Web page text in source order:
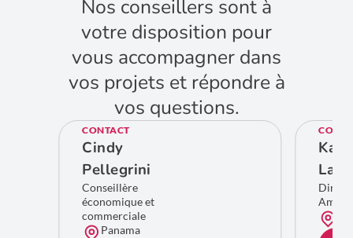
Nos conseillers sont à
votre disposition pour
vous accompagner dans
vos projets et répondre à
vos questions.
CONTACT
Cindy
Pellegrini
Conseillère
économique et
commerciale
Panama